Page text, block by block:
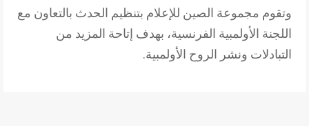
وتقوم مجموعة الصين للإعلام بتنظيم الحدث بالتعاون مع
اللجنة الأولمبية الفرنسية، بهدف إتاحة المزيد من
التبادلات ونشر الروح الأولمبية.